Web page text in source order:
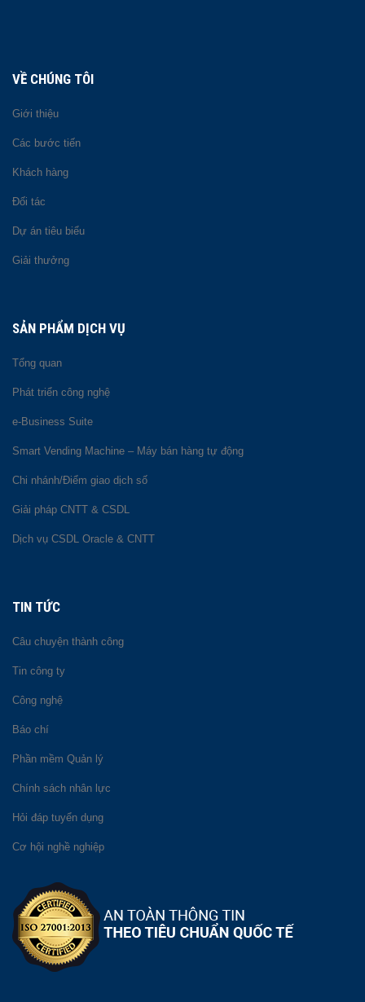
VỀ CHÚNG TÔI
Giới thiệu
Các bước tiến
Khách hàng
Đối tác
Dự án tiêu biểu
Giải thưởng
SẢN PHẨM DỊCH VỤ
Tổng quan
Phát triển công nghệ
e-Business Suite
Smart Vending Machine – Máy bán hàng tự động
Chi nhánh/Điểm giao dịch số
Giải pháp CNTT & CSDL
Dịch vụ CSDL Oracle & CNTT
TIN TỨC
Câu chuyện thành công
Tin công ty
Công nghệ
Báo chí
Phần mềm Quản lý
Chính sách nhân lực
Hỏi đáp tuyển dụng
Cơ hội nghề nghiệp